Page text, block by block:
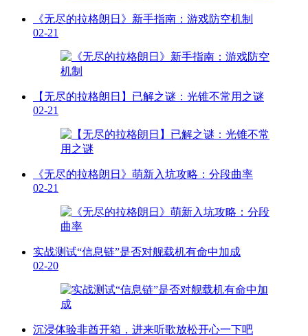
《无尽的拉格朗日》新手指南：游戏防空机制
02-21
【无尽的拉格朗日】已解之谜：光锥不常用之谜
02-21
《无尽的拉格朗日》萌新入坑攻略：分段曲率
02-21
实战测试“信息链”是否对舰载机有命中加成
02-20
沉浸体验非酋开箱，进来听歌放松开心一下吧